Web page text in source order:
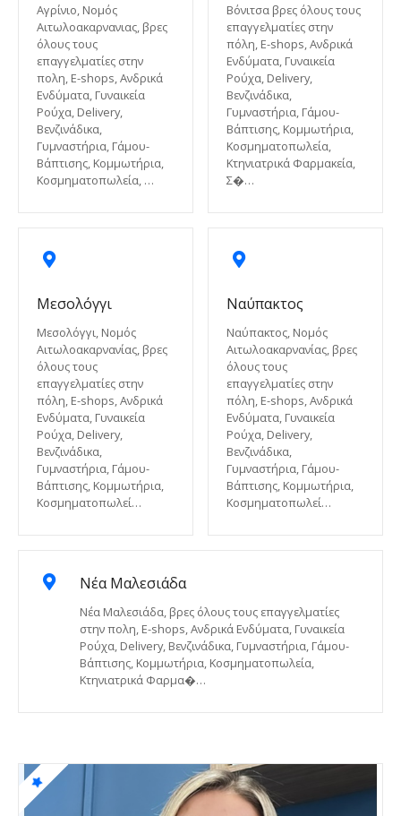
Αγρίνιο, Νομός
Αιτωλοακαρνανιας, βρες
όλους τους
επαγγελματίες στην
πολη, E-shops, Ανδρικά
Ενδύματα, Γυναικεία
Ρούχα, Delivery,
Βενζινάδικα,
Γυμναστήρια, Γάμου-
Βάπτισης, Κομμωτήρια,
Κοσμηματοπωλεία, …
Βόνιτσα βρες όλους τους
επαγγελματίες στην
πόλη, E-shops, Ανδρικά
Ενδύματα, Γυναικεία
Ρούχα, Delivery,
Βενζινάδικα,
Γυμναστήρια, Γάμου-
Βάπτισης, Κομμωτήρια,
Κοσμηματοπωλεία,
Κτηνιατρικά Φαρμακεία,
Σ�…
Μεσολόγγι
Μεσολόγγι, Νομός
Αιτωλοακαρνανίας, βρες
όλους τους
επαγγελματίες στην
πόλη, E-shops, Ανδρικά
Ενδύματα, Γυναικεία
Ρούχα, Delivery,
Βενζινάδικα,
Γυμναστήρια, Γάμου-
Βάπτισης, Κομμωτήρια,
Κοσμηματοπωλεί…
Ναύπακτος
Ναύπακτος, Νομός
Αιτωλοακαρνανίας, βρες
όλους τους
επαγγελματίες στην
πόλη, E-shops, Ανδρικά
Ενδύματα, Γυναικεία
Ρούχα, Delivery,
Βενζινάδικα,
Γυμναστήρια, Γάμου-
Βάπτισης, Κομμωτήρια,
Κοσμηματοπωλεί…
Νέα Μαλεσιάδα
Νέα Μαλεσιάδα, βρες όλους τους επαγγελματίες
στην πολη, E-shops, Ανδρικά Ενδύματα, Γυναικεία
Ρούχα, Delivery, Βενζινάδικα, Γυμναστήρια, Γάμου-
Βάπτισης, Κομμωτήρια, Κοσμηματοπωλεία,
Κτηνιατρικά Φαρμα�…